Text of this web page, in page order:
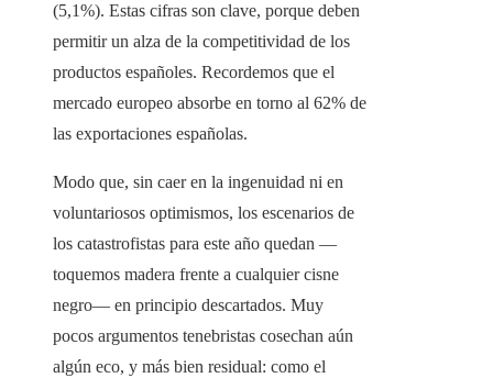
(5,1%). Estas cifras son clave, porque deben
permitir un alza de la competitividad de los
productos españoles. Recordemos que el
mercado europeo absorbe en torno al 62% de
las exportaciones españolas.
Modo que, sin caer en la ingenuidad ni en
voluntariosos optimismos, los escenarios de
los catastrofistas para este año quedan —
toquemos madera frente a cualquier cisne
negro— en principio descartados. Muy
pocos argumentos tenebristas cosechan aún
algún eco, y más bien residual: como el